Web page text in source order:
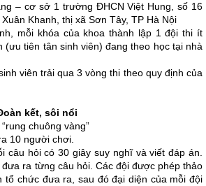
– cơ sở 1 trường ĐHCN Việt Hung, số 16
Khanh, thị xã Sơn Tây, TP Hà Nội
mỗi khóa của khoa thành lập 1 đội thi ít
tiên tân sinh viên) đang theo học tại nhà
viên trải qua 3 vòng thi theo quy định của
kết, sôi nổi
chuông vàng”
10 người chơi.
câu hỏi có 30 giây suy nghĩ và viết đáp án.
ra từng câu hỏi. Các đội được phép thảo
tổ chức đưa ra, sau đó đại diện của mỗi đội